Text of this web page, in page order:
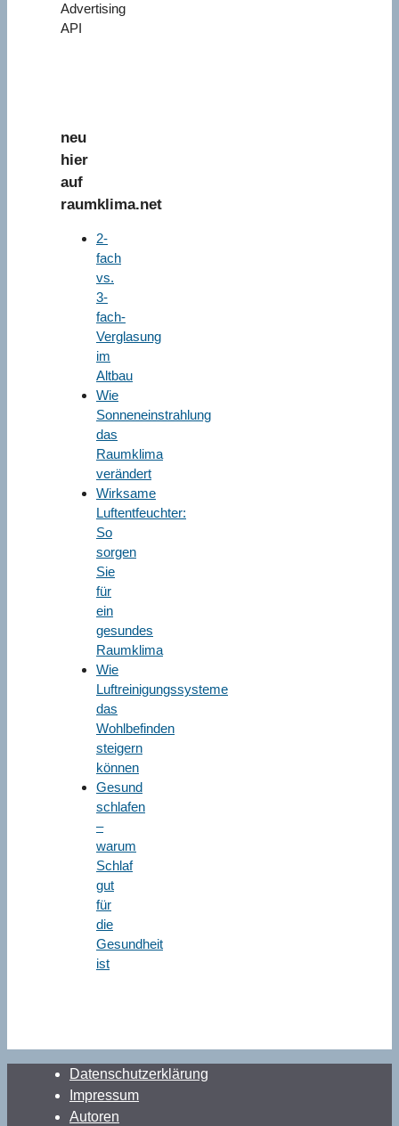
Advertising
API
neu
hier
auf
raumklima.net
2-
fach
vs.
3-
fach-
Verglasung
im
Altbau
Wie
Sonneneinstrahlung
das
Raumklima
verändert
Wirksame
Luftentfeuchter:
So
sorgen
Sie
für
ein
gesundes
Raumklima
Wie
Luftreinigungssysteme
das
Wohlbefinden
steigern
können
Gesund
schlafen
–
warum
Schlaf
gut
für
die
Gesundheit
ist
Datenschutzerklärung
Impressum
Autoren